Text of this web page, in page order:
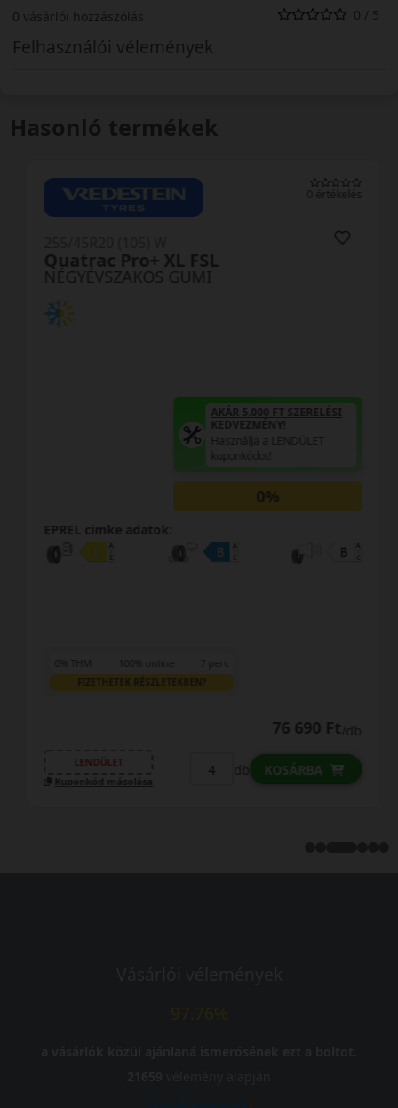
0 vásárlói hozzászólás 0 / 5
Felhasználói vélemények
Hasonló termékek
0 értékelés
NÉGYÉVSZAKOS GUMI
Quatrac Pro+ XL FSL
AKÁR 5.000 FT SZERELÉSI
KEDVEZMÉNY!
Használja a LENDÜLET
kuponkódot!
0%
EPREL cimke adatok:
0% THM
FIZETHETEK RÉSZLETEKBEN?
76 690 Ft/db
LENDÜLET
Kuponkód másolása
db KOSÁRBA